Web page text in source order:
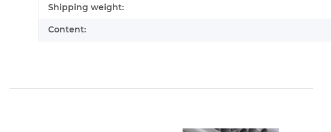
Item information
Value
Shipping weight:
Content: